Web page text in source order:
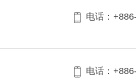
电话：
电话：